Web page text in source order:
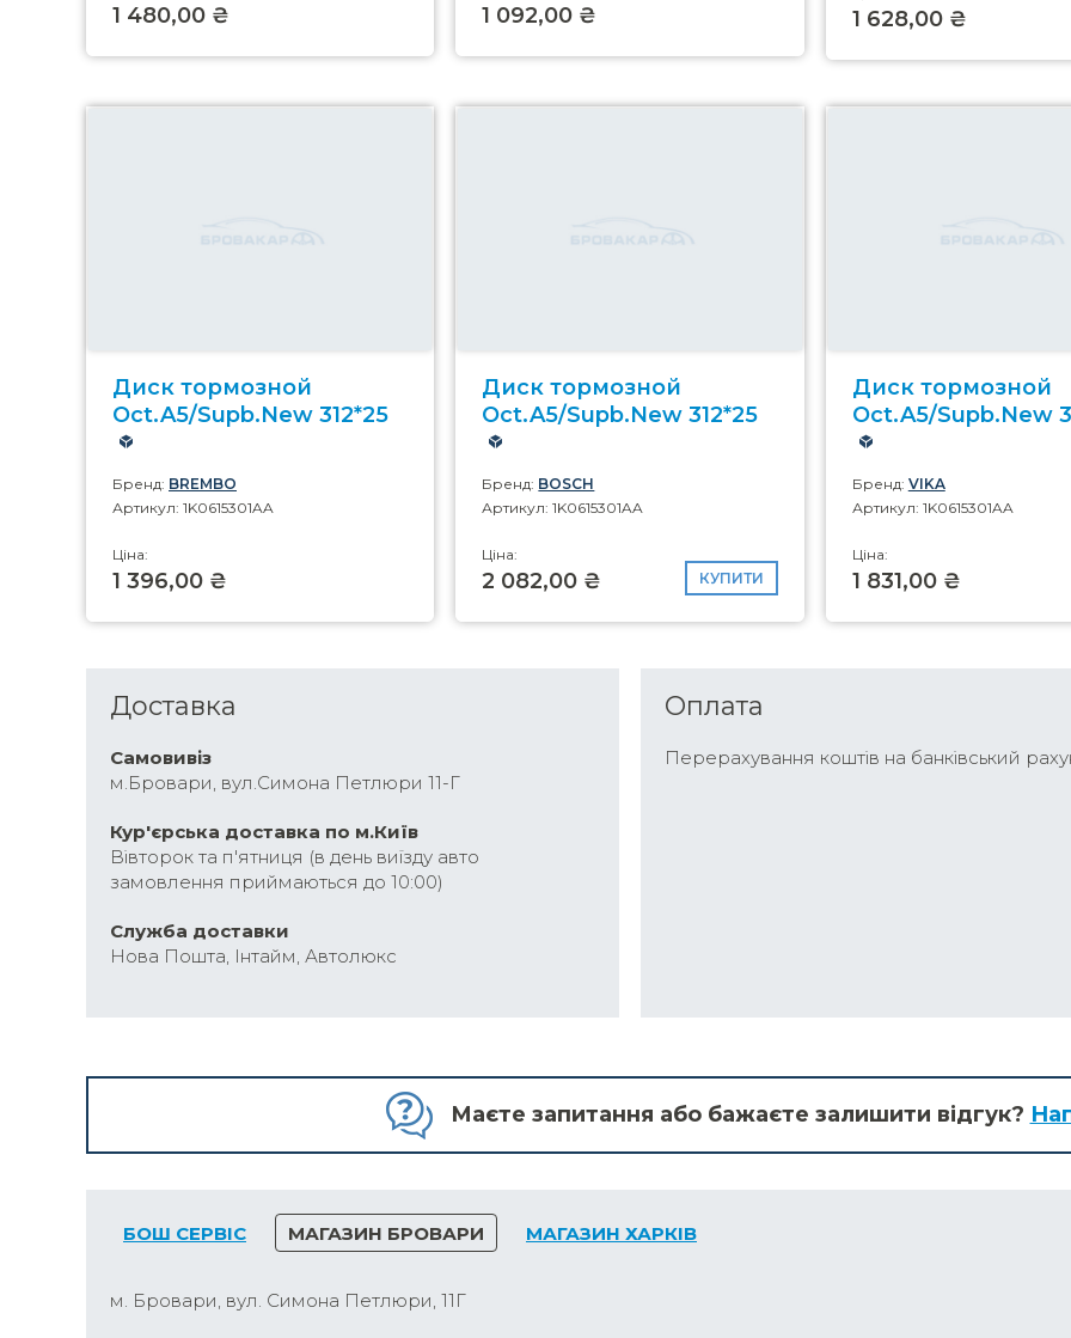
1 480,00 ₴ 1 092,00 ₴ 1 628,00 ₴
Диск тормозной
Oct.A5/Supb.New 312*25
Бренд: BREMBO
Артикул: 1K0615301AA
Ціна:
1 396,00 ₴
Диск тормозной
Oct.A5/Supb.New 312*25
Бренд: BOSCH
Артикул: 1K0615301AA
Ціна:
2 082,00 ₴ КУПИТИ
Диск тормозной
Oct.A5/Supb.New
Бренд: VIKA
Артикул: 1K0615301AA
Ціна:
1 831,00 ₴
Доставка
Самовивіз
м.Бровари, вул.Симона Петлюри 11-Г
Кур'єрська доставка по м.Київ
Вівторок та п'ятниця (в день виїзду авто
замовлення приймаються до 10:00)
Cлужба доставки
Нова Пошта, Інтайм, Автолюкс
Оплата
Перерахування коштів на банківський
Маєте запитання або бажаєте залишити відгук?
БОШ СЕРВІС МАГАЗИН БРОВАРИ МАГАЗИН ХАРКІВ
м. Бровари, вул. Симона Петлюри, 11Г